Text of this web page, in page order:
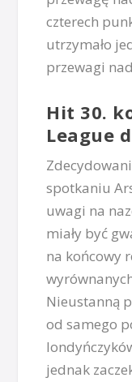
czterech
utrzymało
przewagi
Hit 30.
League
spotkaniu
uwagi na
miały być
na końcowy
Nieustanną
od samego
jednak